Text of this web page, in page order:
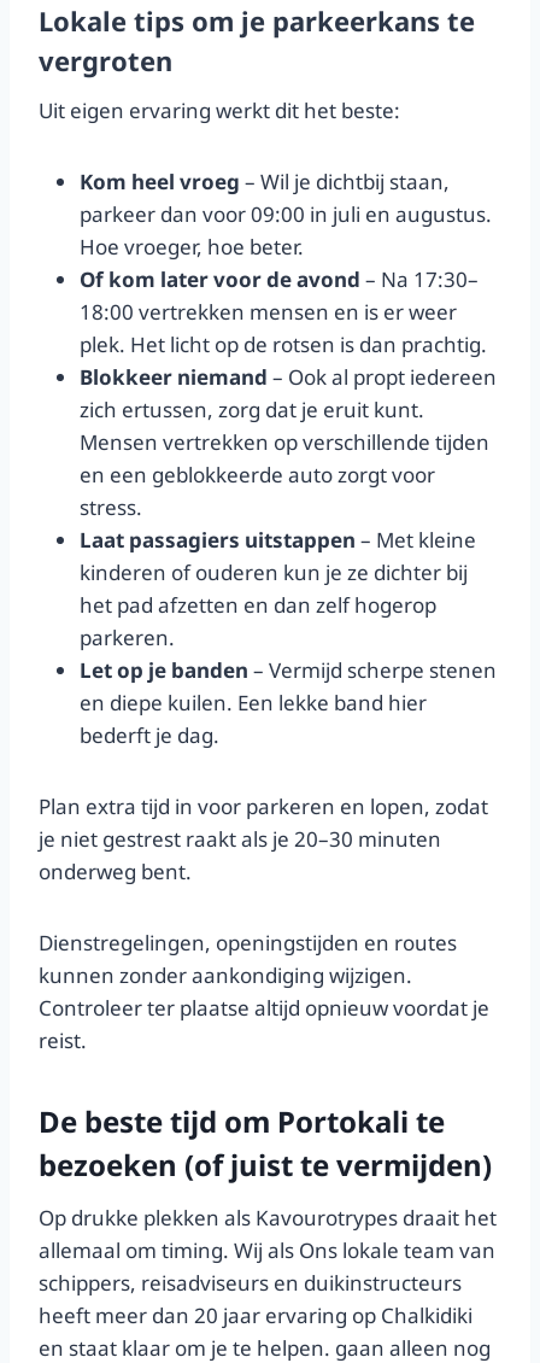
Lokale tips om je parkeerkans te
vergroten
Uit eigen ervaring werkt dit het beste:
Kom heel vroeg – Wil je dichtbij staan,
parkeer dan voor 09:00 in juli en augustus.
Hoe vroeger, hoe beter.
Of kom later voor de avond – Na 17:30–
18:00 vertrekken mensen en is er weer
plek. Het licht op de rotsen is dan prachtig.
Blokkeer niemand – Ook al propt iedereen
zich ertussen, zorg dat je eruit kunt.
Mensen vertrekken op verschillende tijden
en een geblokkeerde auto zorgt voor
stress.
Laat passagiers uitstappen – Met kleine
kinderen of ouderen kun je ze dichter bij
het pad afzetten en dan zelf hogerop
parkeren.
Let op je banden – Vermijd scherpe stenen
en diepe kuilen. Een lekke band hier
bederft je dag.
Plan extra tijd in voor parkeren en lopen, zodat
je niet gestrest raakt als je 20–30 minuten
onderweg bent.
Dienstregelingen, openingstijden en routes
kunnen zonder aankondiging wijzigen.
Controleer ter plaatse altijd opnieuw voordat je
reist.
De beste tijd om Portokali te
bezoeken (of juist te vermijden)
Op drukke plekken als Kavourotrypes draait het
allemaal om timing. Wij als Ons lokale team van
schippers, reisadviseurs en duikinstructeurs
heeft meer dan 20 jaar ervaring op Chalkidiki
en staat klaar om je te helpen. gaan alleen nog